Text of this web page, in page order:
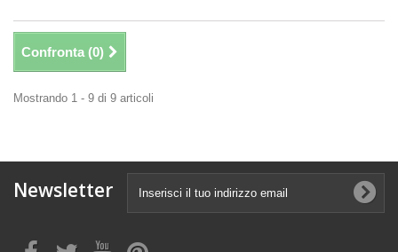
Confronta (0)
Mostrando 1 - 9 di 9 articoli
Newsletter